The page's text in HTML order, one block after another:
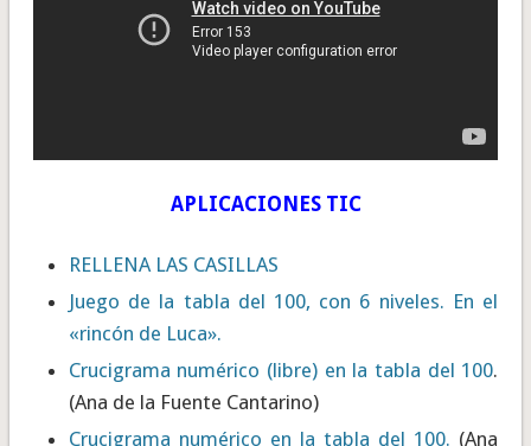
APLICACIONES TIC
RELLENA LAS CASILLAS
Juego de la tabla del 100, con 6 niveles. En el
«rincón de Luca».
Crucigrama numérico (libre) en la tabla del 100.
(Ana de la Fuente Cantarino)
Crucigrama numérico en la tabla del 100. (Ana